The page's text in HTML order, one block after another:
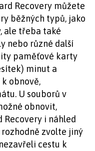
Recovery můžete
běžných typů, jako
ale třeba také
nebo různé další
paměťové karty
minut a
obnově,
U souborů v
obnovit,
Recovery i náhled
zvolte jiný
cestu k